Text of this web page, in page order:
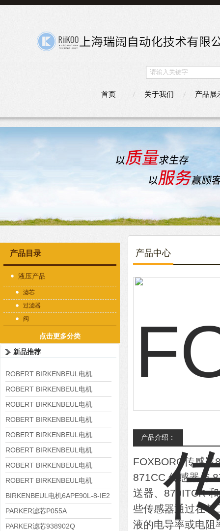
首页 关于我们 产品展
产品目录
液压产品
滤芯
过滤器
阀
点击更多分类
新品推荐
ROBERT BIRKENBEUL电机
8APE225M-4-IE3
ROBERT BIRKENBEUL电机
8APE180L-4 IE3
ROBERT BIRKENBEUL电机
8APE160M-6 IE3
ROBERT BIRKENBEUL电机
8APE160L-4-IE3
ROBERT BIRKENBEUL电机
8APE112M-6K-IE3
ROBERT BIRKENBEUL电机
8APE100L-2 IE3
ROBERT BIRKENBEUL电机
8APE90S-4 IE3
ROBERT BIRKENBEUL电机
8APE80M-2K-IE3
BIRKENBEUL电机6APE90L-8-IE2
PARKER滤芯P055A
PARKER滤芯938902Q
产品中心
产品介绍：
FOXBORO传感器
871CC 传感器与
送器、870ITCR
些传感器通过在与
液的电导率或电阻